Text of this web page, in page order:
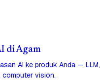
di Agam
AI ke produk Anda — LLM,
computer vision.